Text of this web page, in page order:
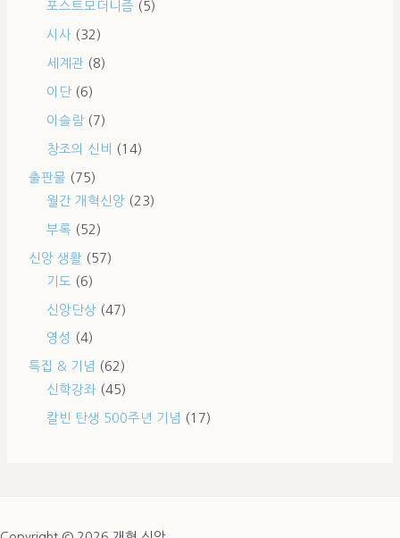
포스트모더니즘 (5)
시사 (32)
세계관 (8)
이단 (6)
이슬람 (7)
창조의 신비 (14)
출판물 (75)
월간 개혁신앙 (23)
부록 (52)
신앙 생활 (57)
기도 (6)
신앙단상 (47)
영성 (4)
특집 & 기념 (62)
신학강좌 (45)
칼빈 탄생 500주년 기념 (17)